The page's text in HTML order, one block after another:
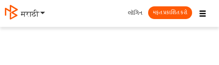
मराठी ☰
લૉગિન મફત પ્રકાશિત કરો